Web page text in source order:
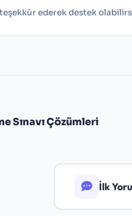
ederek destek
Sınavı Çözümleri
İlk